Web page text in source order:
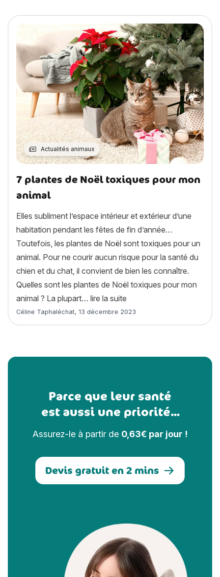
Actualités animaux
7 plantes de Noël toxiques pour mon
animal
Elles subliment l’espace intérieur et extérieur d’une
habitation pendant les fêtes de fin d’année…
Toutefois, les plantes de Noël sont toxiques pour un
animal. Pour ne courir aucun risque pour la santé du
chien et du chat, il convient de bien les connaître.
Quelles sont les plantes de Noël toxiques pour mon
animal ? La plupart… lire la suite
Article rédigé par
Céline Taphaléchat, 13 décembre 2023
Parce que leur santé
est aussi une priorité...
Assurez-le à partir de 0,63€ par jour !
Devis gratuit en 2 mins